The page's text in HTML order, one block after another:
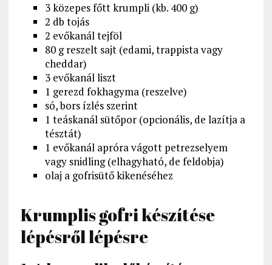
3 közepes főtt krumpli (kb. 400 g)
2 db tojás
2 evőkanál tejföl
80 g reszelt sajt (edami, trappista vagy
cheddar)
3 evőkanál liszt
1 gerezd fokhagyma (reszelve)
só, bors ízlés szerint
1 teáskanál sütőpor (opcionális, de lazítja a
tésztát)
1 evőkanál apróra vágott petrezselyem
vagy snidling (elhagyható, de feldobja)
olaj a gofrisütő kikenéséhez
Krumplis gofri készítése
lépésről lépésre